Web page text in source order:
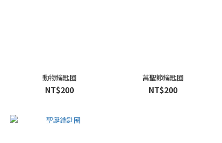
動物鑰匙圈
NT$200
萬聖節鑰匙圈
NT$200